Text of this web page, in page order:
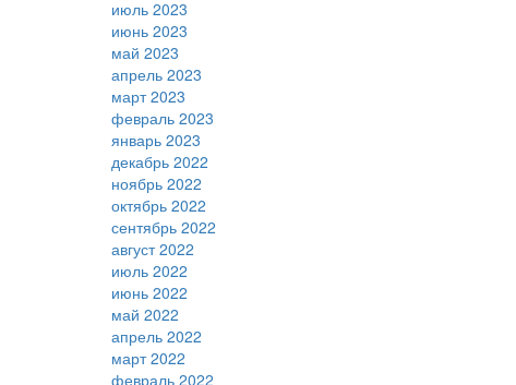
июль 2023
июнь 2023
май 2023
апрель 2023
март 2023
февраль 2023
январь 2023
декабрь 2022
ноябрь 2022
октябрь 2022
сентябрь 2022
август 2022
июль 2022
июнь 2022
май 2022
апрель 2022
март 2022
февраль 2022